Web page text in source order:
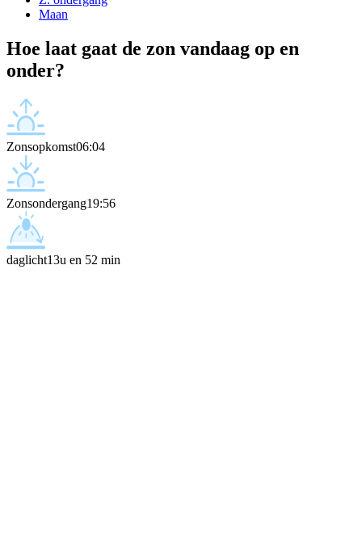
Maan
Hoe laat gaat de zon vandaag op en
onder?
Zonsopkomst06:04
Zonsondergang19:56
daglicht13u en 52 min